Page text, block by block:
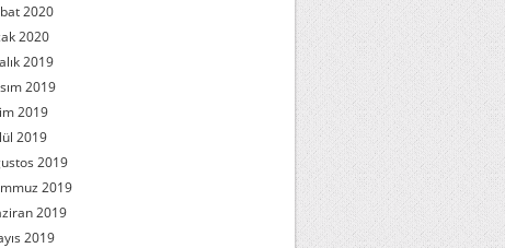
2020
2020
2019
2019
2019
2019
2019
2019
2019
2019